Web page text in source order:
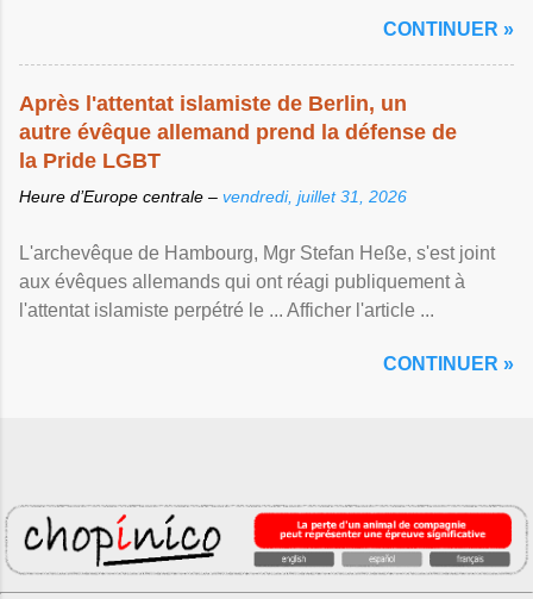
CONTINUER »
Après l'attentat islamiste de Berlin, un
autre évêque allemand prend la défense de
la Pride LGBT
Heure d’Europe centrale – vendredi, juillet 31, 2026
L'archevêque de Hambourg, Mgr Stefan Heße, s'est joint
aux évêques allemands qui ont réagi publiquement à
l'attentat islamiste perpétré le ... Afficher l'article ...
CONTINUER »